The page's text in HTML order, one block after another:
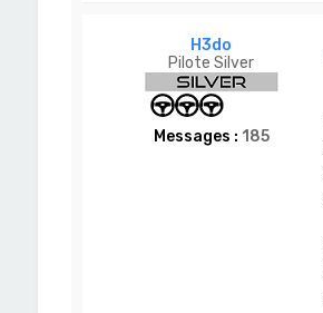
H3do
Pilote Silver
Messages : 185